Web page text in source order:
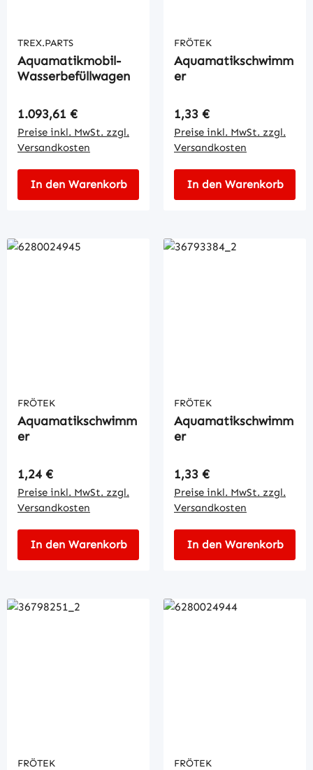
TREX.PARTS
Aquamatikmobil-
Wasserbefüllwagen
Regulärer Preis:
1.093,61 €
Preise inkl. MwSt. zzgl.
Versandkosten
In den Warenkorb
FRÖTEK
Aquamatikschwimm
er
Regulärer Preis:
1,33 €
Preise inkl. MwSt. zzgl.
Versandkosten
In den Warenkorb
FRÖTEK
Aquamatikschwimm
er
Regulärer Preis:
1,24 €
Preise inkl. MwSt. zzgl.
Versandkosten
In den Warenkorb
FRÖTEK
Aquamatikschwimm
er
Regulärer Preis:
1,33 €
Preise inkl. MwSt. zzgl.
Versandkosten
In den Warenkorb
FRÖTEK FRÖTEK